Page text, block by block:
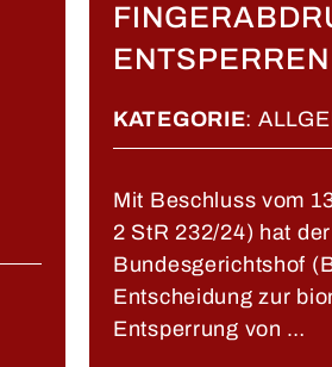
ENTSPERREN
KATEGORIE:
Mit Beschluss vom
2 StR 232/24) hat der
Bundesgerichtshof
Entscheidung zur
Entsperrung von …